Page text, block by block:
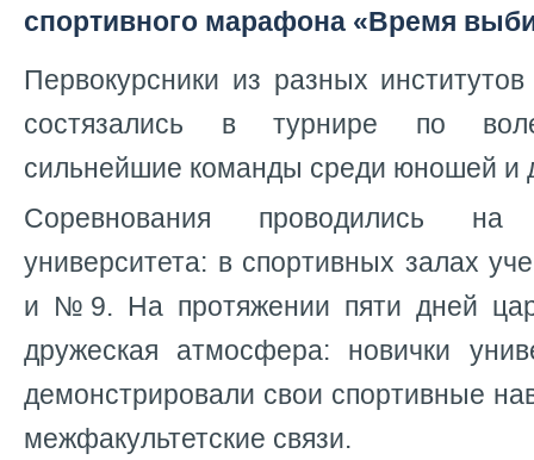
спортивного марафона «Время
Первокурсники из разных
состязались в турнире по
сильнейшие команды среди юношей и
Соревнования проводились
университета: в спортивных залах
и №9. На протяжении пяти дней
дружеская атмосфера: новички
демонстрировали свои спортивные
межфакультетские связи.